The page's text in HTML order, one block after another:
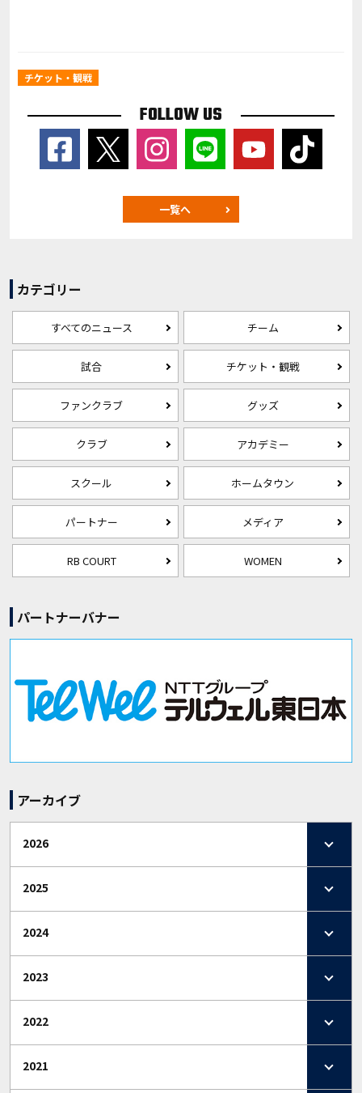
チケット・観戦
FOLLOW US
一覧へ
カテゴリー
すべてのニュース チーム
試合 チケット・観戦
ファンクラブ グッズ
クラブ アカデミー
スクール ホームタウン
パートナー メディア
RB COURT WOMEN
パートナーバナー
アーカイブ
2026
2025
2024
2023
2022
2021